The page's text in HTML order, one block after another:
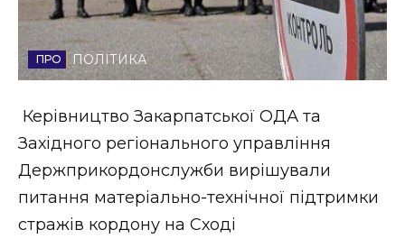
Втрачений Ужгород
Втрачений Ужгород (відеоверсія)
ЗАКАРПАТСЬКІ НОВИНИ
НОВИНИ ЗАХІДНОЇ УКРАЇНИ
ПОЛІТИКА
Керівництво Закарпатської ОДА та
Західного регіонального управління
Держприкордонслужби вирішували
питання матеріально-технічної підтримки
стражів кордону на Сході